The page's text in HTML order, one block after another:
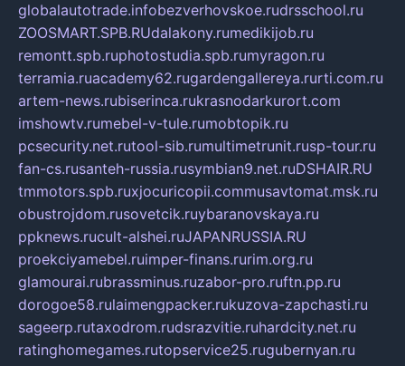
globalautotrade.infobezverhovskoe.rudrsschool.ru
ZOOSMART.SPB.RUdalakony.rumedikijob.ru
remontt.spb.ruphotostudia.spb.rumyragon.ru
terramia.ruacademy62.rugardengallereya.rurti.com.ru
artem-news.rubiserinca.rukrasnodarkurort.com
imshowtv.rumebel-v-tule.rumobtopik.ru
pcsecurity.net.rutool-sib.rumultimetrunit.rusp-tour.ru
fan-cs.rusanteh-russia.rusymbian9.net.ruDSHAIR.RU
tmmotors.spb.ruxjocuricopii.commusavtomat.msk.ru
obustrojdom.rusovetcik.ruybaranovskaya.ru
ppknews.rucult-alshei.ruJAPANRUSSIA.RU
proekciyamebel.ruimper-finans.rurim.org.ru
glamourai.rubrassminus.ruzabor-pro.ruftn.pp.ru
dorogoe58.rulaimengpacker.rukuzova-zapchasti.ru
sageerp.rutaxodrom.rudsrazvitie.ruhardcity.net.ru
ratinghomegames.rutopservice25.rugubernyan.ru